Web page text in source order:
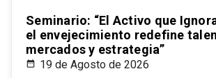
Seminario: “El Activo que
el envejecimiento redefine
mercados y estrategia”
19 de Agosto de 2026